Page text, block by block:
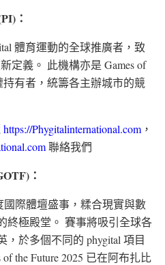
：
體育運動的全球推廣者，致
定義。 此機構亦是 Games of
持有者，統籌各主辦城市的競
https://Phygitalinternational.com ，
聯絡我們
：
國際體壇盛事，糅合現實與數
終極殿堂。 賽事將吸引全球各
，於多個不同的 phygital 項目
the Future 2025 已在阿布扎比